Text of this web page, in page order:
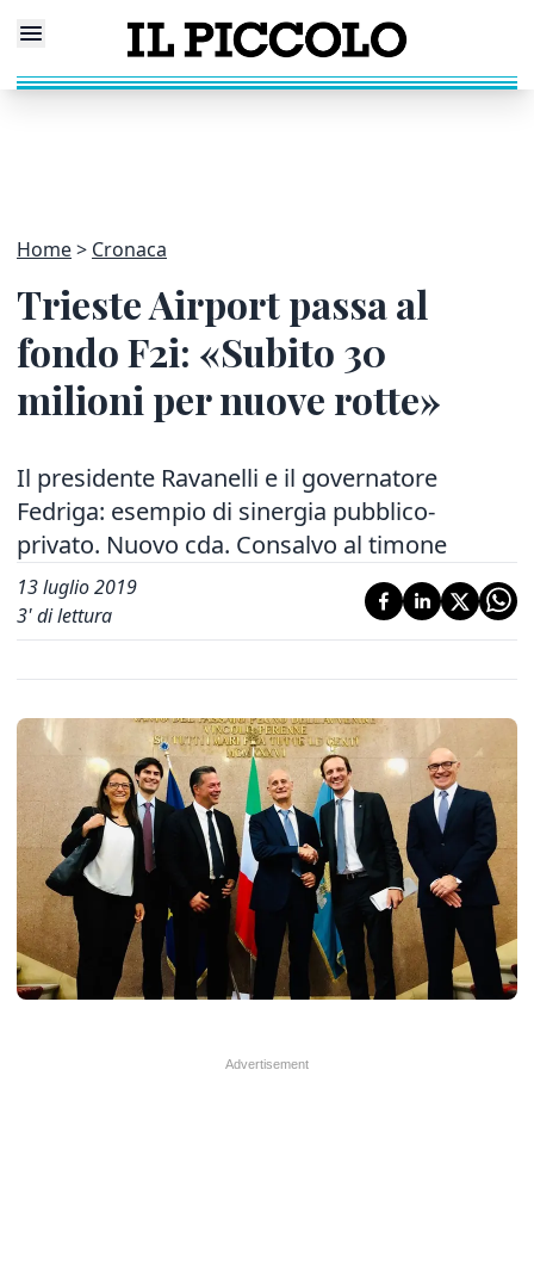
Home Cronaca
Trieste Airport passa al
fondo F2i: «Subito 30
milioni per nuove rotte»
Il presidente Ravanelli e il governatore
Fedriga: esempio di sinergia pubblico-
privato. Nuovo cda. Consalvo al timone
13 luglio 2019
3' di lettura